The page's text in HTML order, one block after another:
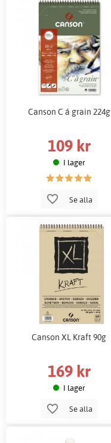
Canson C á grain 224g
109 kr
I lager
Se alla
Canson XL Kraft 90g
169 kr
I lager
Se alla